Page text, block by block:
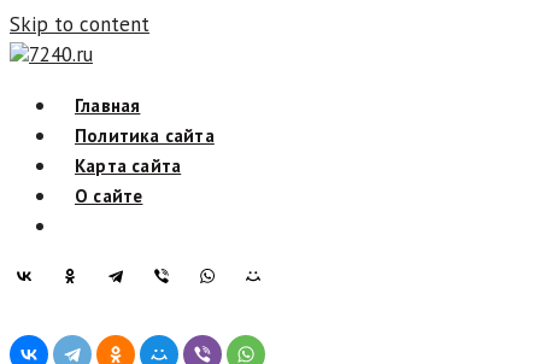
Skip to content
7240.ru
Главная
Политика сайта
Карта сайта
О сайте